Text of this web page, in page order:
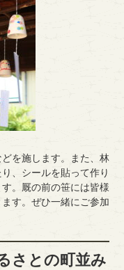
を施します。また、林
、シールを貼って作り
。厩の前の笹には皆様
す。ぜひ一緒にご参加
さとの町並み